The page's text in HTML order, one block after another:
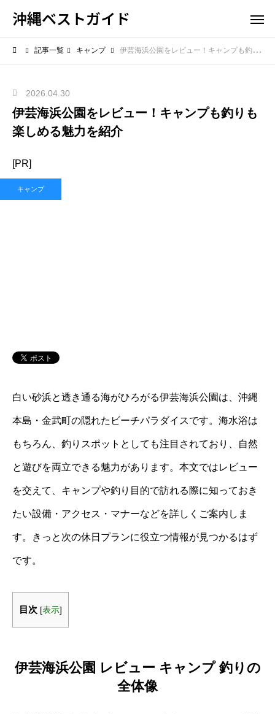
沖縄ベストガイド
記事一覧 キャンプ 伊芸海浜公園をレビュー！キャンプも釣りも楽しめる魅力を紹介
2026.04.30
伊芸海浜公園をレビュー！キャンプも釣りも
楽しめる魅力を紹介
[PR]
キャンプ
白い砂浜と透き通る海がひろがる伊芸海浜公園は、沖縄
本島・金武町の隠れたビーチパラダイスです。海水浴は
もちろん、釣りスポットとしても注目されており、自然
と遊びを両立できる魅力があります。本文ではレビュー
を交えて、キャンプや釣り目的で訪れる際に知っておき
たい設備・アクセス・マナーなどを詳しくご案内しま
す。きっと次の休日プランに役立つ情報が見つかるはず
です。
目次 [表示]
伊芸海浜公園 レビュー キャンプ 釣りの
全体像